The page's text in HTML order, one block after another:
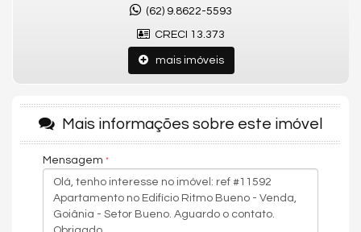
Estrutura moderna | Segurança | Áreas de convivência
Avenida T-63, cercada por restaurantes, supermercados,
serviços, academias e com fácil acesso aos principais pontos
Agende sua visita no Ritmo Bueno.
Sou Rodrigo Taquary, especialista no mercado imobiliário de
Valores e disponibilidade podem ser alterados sem aviso
Características do Imóvel
(62) 9.8622-5593
CRECI 13.373
mais imóveis
Mais informações sobre este imóvel
Mensagem